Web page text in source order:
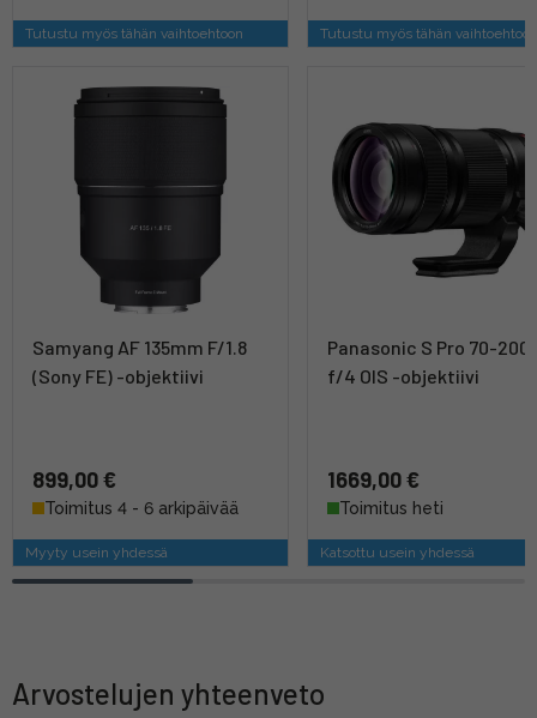
Tutustu myös tähän vaihtoehtoon Tutustu myös tähän
Samyang AF 135mm F/1.8
(Sony FE) -objektiivi
899,00 €
Toimitus 4 - 6 arkipäivää
Myyty usein yhdessä
Panasonic S Pro 70-
f/4 OIS -objektiivi
1669,00 €
Toimitus heti
Katsottu usein yhdessä
Arvostelujen yhteenveto